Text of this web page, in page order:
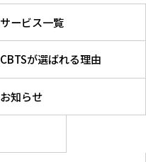
サービス一覧
CBTSが選ばれる理由
お知らせ